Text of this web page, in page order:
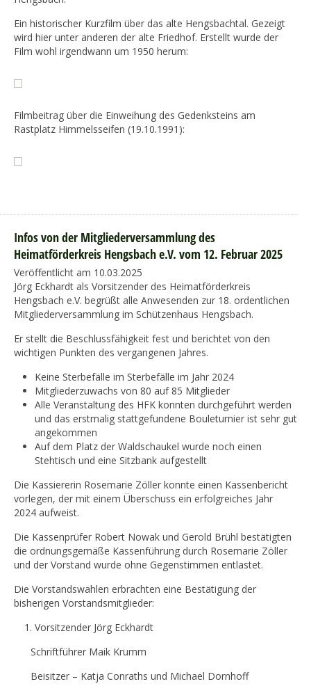
Ein historischer Kurzfilm über das alte Hengsbachtal. Gezeigt
wird hier unter anderen der alte Friedhof. Erstellt wurde der
Film wohl irgendwann um 1950 herum:
Filmbeitrag über die Einweihung des Gedenksteins am
Rastplatz Himmelsseifen (19.10.1991):
Infos von der Mitgliederversammlung des
Heimatförderkreis Hengsbach e.V. vom 12. Februar 2025
Veröffentlicht am 10.03.2025
Jörg Eckhardt als Vorsitzender des Heimatförderkreis
Hengsbach e.V. begrüßt alle Anwesenden zur 18. ordentlichen
Mitgliederversammlung im Schützenhaus Hengsbach.
Er stellt die Beschlussfähigkeit fest und berichtet von den
wichtigen Punkten des vergangenen Jahres.
Keine Sterbefälle im Sterbefälle im Jahr 2024
Mitgliederzuwachs von 80 auf 85 Mitglieder
Alle Veranstaltung des HFK konnten durchgeführt werden
und das erstmalig stattgefundene Bouleturnier ist sehr gut
angekommen
Auf dem Platz der Waldschaukel wurde noch einen
Stehtisch und eine Sitzbank aufgestellt
Die Kassiererin Rosemarie Zöller konnte einen Kassenbericht
vorlegen, der mit einem Überschuss ein erfolgreiches Jahr
2024 aufweist.
Die Kassenprüfer Robert Nowak und Gerold Brühl bestätigten
die ordnungsgemäße Kassenführung durch Rosemarie Zöller
und der Vorstand wurde ohne Gegenstimmen entlastet.
Die Vorstandswahlen erbrachten eine Bestätigung der
bisherigen Vorstandsmitglieder:
Vorsitzender Jörg Eckhardt
Schriftführer Maik Krumm
Beisitzer – Katja Conraths und Michael Dornhoff